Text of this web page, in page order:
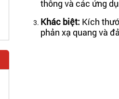
thông và các ứng
Khác biệt: Kích
phản xạ quang và